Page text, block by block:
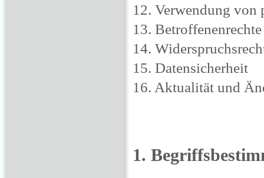
12. Verwendung von
13. Betroffenenrechte
14.
15. Datensicherheit
16. Aktualität und
1.